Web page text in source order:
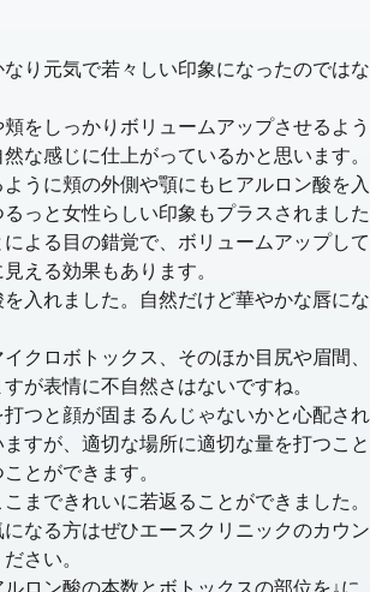
り元気で若々しい印象になったのではな
をしっかりボリュームアップさせるよう
な感じに仕上がっているかと思います。
うに頬の外側や顎にもヒアルロン酸を入
っと女性らしい印象もプラスされました
よる目の錯覚で、ボリュームアップして
える効果もあります。
入れました。自然だけど華やかな唇にな
クロボトックス、そのほか目尻や眉間、
が表情に不自然さはないですね。
つと顔が固まるんじゃないかと心配され
すが、適切な場所に適切な量を打つこと
とができます。
まできれいに若返ることができました。
なる方はぜひエースクリニックのカウン
さい。
ロン酸の本数とボトックスの部位を↓に